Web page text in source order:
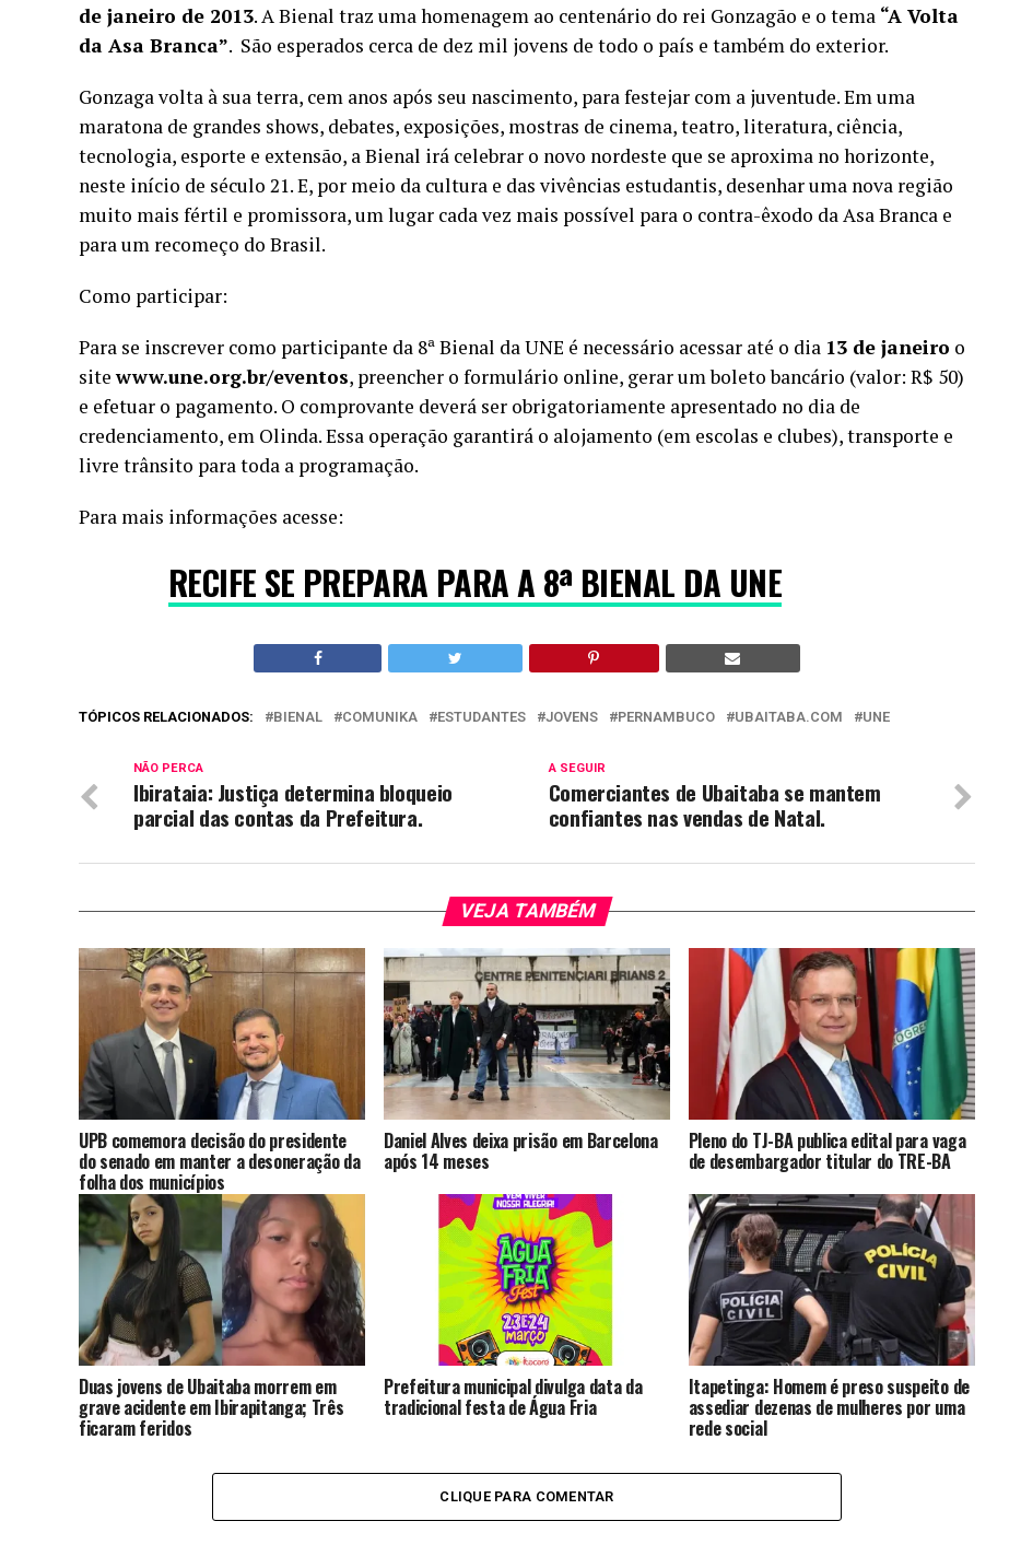
de janeiro de 2013. A Bienal traz uma homenagem ao centenário do rei Gonzagão e o tema “A Volta
da Asa Branca”. São esperados cerca de dez mil jovens de todo o país e também do exterior.
Gonzaga volta à sua terra, cem anos após seu nascimento, para festejar com a juventude. Em uma
maratona de grandes shows, debates, exposições, mostras de cinema, teatro, literatura, ciência,
tecnologia, esporte e extensão, a Bienal irá celebrar o novo nordeste que se aproxima no horizonte,
neste início de século 21. E, por meio da cultura e das vivências estudantis, desenhar uma nova região
muito mais fértil e promissora, um lugar cada vez mais possível para o contra-êxodo da Asa Branca e
para um recomeço do Brasil.
Como participar:
Para se inscrever como participante da 8ª Bienal da UNE é necessário acessar até o dia 13 de janeiro o
sitewww.une.org.br/eventos, preencher o formulário online, gerar um boleto bancário (valor: R$ 50)
e efetuar o pagamento. O comprovante deverá ser obrigatoriamente apresentado no dia de
credenciamento, em Olinda. Essa operação garantirá o alojamento (em escolas e clubes), transporte e
livre trânsito para toda a programação.
Para mais informações acesse:
RECIFE SE PREPARA PARA A 8ª BIENAL DA UNE
TÓPICOS RELACIONADOS: BIENAL COMUNIKA ESTUDANTES JOVENS PERNAMBUCO UBAITABA.COM UNE
A SEGUIR
Comerciantes de Ubaitaba se mantem
confiantes nas vendas de Natal.
NÃO PERCA
Ibirataia: Justiça determina bloqueio
parcial das contas da Prefeitura.
VEJA TAMBÉM
UPB comemora decisão do presidente
do senado em manter a desoneração da
folha dos municípios
Daniel Alves deixa prisão em Barcelona
após 14 meses
Pleno do TJ-BA publica edital para vaga
de desembargador titular do TRE-BA
Duas jovens de Ubaitaba morrem em
grave acidente em Ibirapitanga; Três
ficaram feridos
Prefeitura municipal divulga data da
tradicional festa de Água Fria
Itapetinga: Homem é preso suspeito de
assediar dezenas de mulheres por uma
rede social
CLIQUE PARA COMENTAR